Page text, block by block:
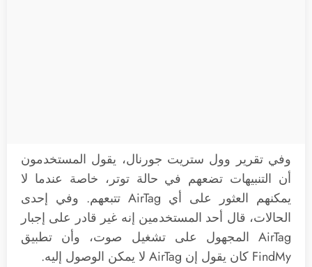
وفي تقرير وول ستريت جورنال، يقول المستخدمون
أن التنبيهات تضعهم في حالة توتر، خاصة عندما لا
يمكنهم العثور على أي AirTag تتبعهم. وفي إحدى
الحالات، قال أحد المستخدمين إنه غير قادر على إجبار
AirTag المجهول على تشغيل صوت، وأن تطبيق
FindMy كان يقول إن AirTag لا يمكن الوصول إليه.